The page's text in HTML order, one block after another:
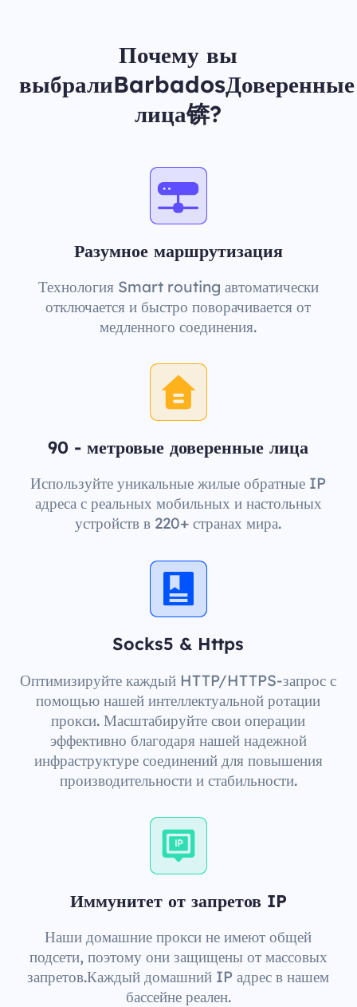
Почему вы
выбралиBarbadosДоверенные
лица锛?
Разумное маршрутизация
Технология Smart routing автоматически
отключается и быстро поворачивается от
медленного соединения.
90 - метровые доверенные лица
Используйте уникальные жилые обратные IP
адреса с реальных мобильных и настольных
устройств в 220+ странах мира.
Socks5 & Https
Оптимизируйте каждый HTTP/HTTPS-запрос с
помощью нашей интеллектуальной ротации
прокси. Масштабируйте свои операции
эффективно благодаря нашей надежной
инфраструктуре соединений для повышения
производительности и стабильности.
Иммунитет от запретов IP
Наши домашние прокси не имеют общей
подсети, поэтому они защищены от массовых
запретов.Каждый домашний IP адрес в нашем
бассейне реален.